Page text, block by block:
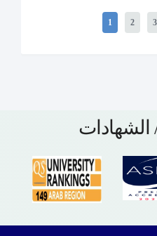
1 2 3
/ الشهادات